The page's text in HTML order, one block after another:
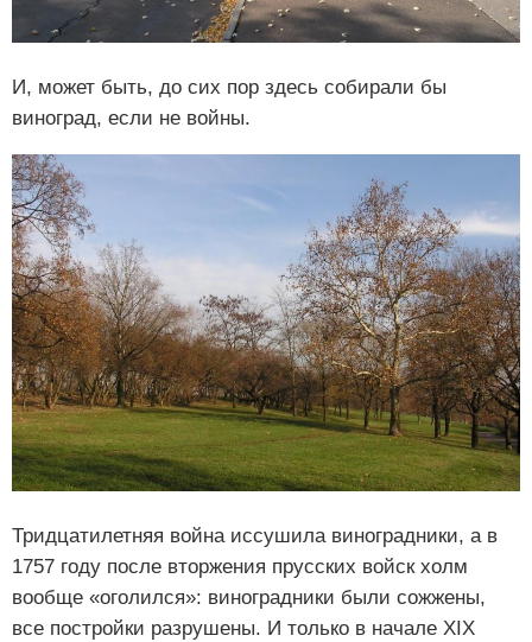
И, может быть, до сих пор здесь собирали бы
виноград, если не войны.
Тридцатилетняя война иссушила виноградники, а в
1757 году после вторжения прусских войск холм
вообще «оголился»: виноградники были сожжены,
все постройки разрушены. И только в начале XIX